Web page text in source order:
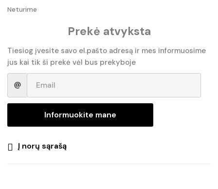
Neturime
Prekė atvyksta
Tiesiog įvesite savo el.pašto adresą ir mes informuosime
jus kai tik ši prekė vėl bus prekyboje
Informuokite mane
Į norų sąrašą